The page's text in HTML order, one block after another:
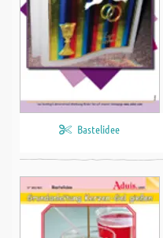
Bastelidee